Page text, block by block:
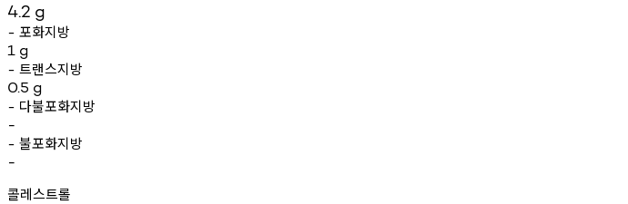
4.2 g
- 포화지방
1 g
- 트랜스지방
0.5 g
- 다불포화지방
-
- 불포화지방
-
콜레스트롤